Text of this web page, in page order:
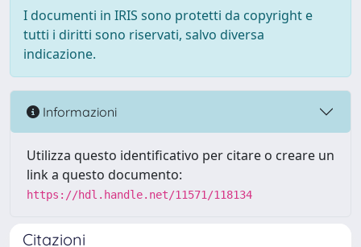
I documenti in IRIS sono protetti da copyright e
tutti i diritti sono riservati, salvo diversa
indicazione.
Informazioni
Utilizza questo identificativo per citare o creare un
link a questo documento:
https://hdl.handle.net/11571/118134
Citazioni